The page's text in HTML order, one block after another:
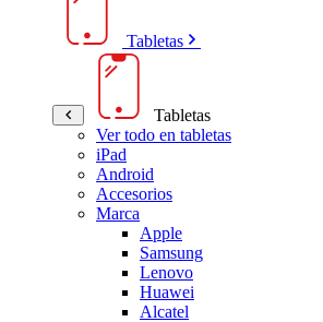
Tabletas
Tabletas
Ver todo en tabletas
iPad
Android
Accesorios
Marca
Apple
Samsung
Lenovo
Huawei
Alcatel